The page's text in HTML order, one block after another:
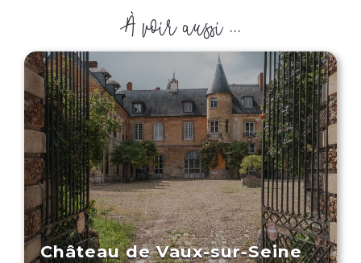
À voir aussi ...
Château de Vaux-sur-Seine